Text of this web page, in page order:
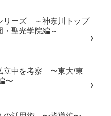
リーズ ～神奈川トップ
・聖光学院編～
立中を考察 〜東大/東
〜